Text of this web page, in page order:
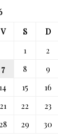
V S
D
1
2
7 8
9
14 15
16
21 22
23
28 29
30